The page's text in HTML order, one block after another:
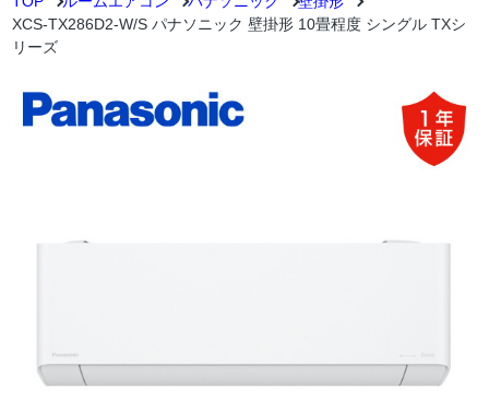
XCS-TX286D2-W/S パナソニック 壁掛形 10畳程度 シングル TXシ
リーズ